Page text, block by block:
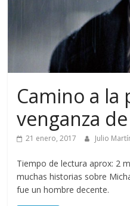
Camino a la
venganza
21 enero, 2017 Julio
Tiempo de lectura aprox: 2
muchas historias sobre
fue un hombre decente.